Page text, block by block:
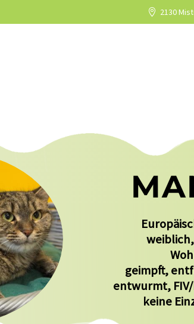
2130
geimpft,
entwurmt,
keine